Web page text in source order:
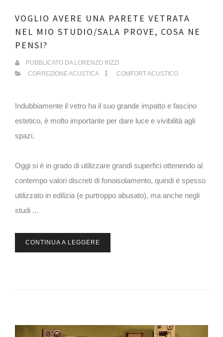
VOGLIO AVERE UNA PARETE VETRATA
NEL MIO STUDIO/SALA PROVE, COSA NE
PENSI?
PUBBLICATO DA LORENZO RIZZI
CORREZIONE ACUSTICA
COMFORT ACUSTICO
Indubbiamente il vetro ha il suo grande impatto e fascino
estetico, è molto importante per dare luce e vivibilità agli
spazi.
Oggi si è in grado di utilizzare grandi superfici ottenendo al
contempo valori discreti di fonoisolamento, quindi è spesso
utilizzato in edilizia (e purtroppo abusato), ma anche negli
studi ...
CONTINUA A LEGGERE